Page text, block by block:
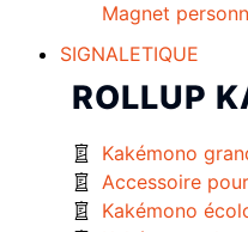
Magnet
SIGNALETIQUE
ROLLUP
Kakémono
Accessoire
Kakémono